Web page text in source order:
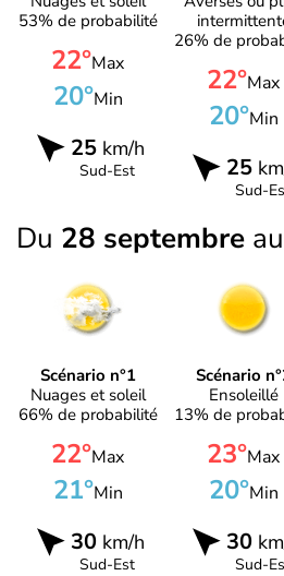
53% de probabilité
22°Max
20°Min
25km/h
Sud-Est
26% de
22°Max
20°Min
25
Sud-
Du 28 septembre au
Scénario n°1
Nuages et soleil
66% de probabilité
22°Max
21°Min
30km/h
Sud-Est
Scénario
Ensoleillé
13% de
23°Max
20°Min
30
Sud-